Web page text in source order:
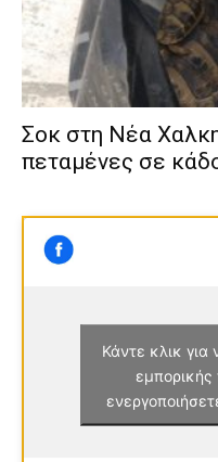
Σοκ στη Νέα
πεταμένες σε
Κάντε κλικ για